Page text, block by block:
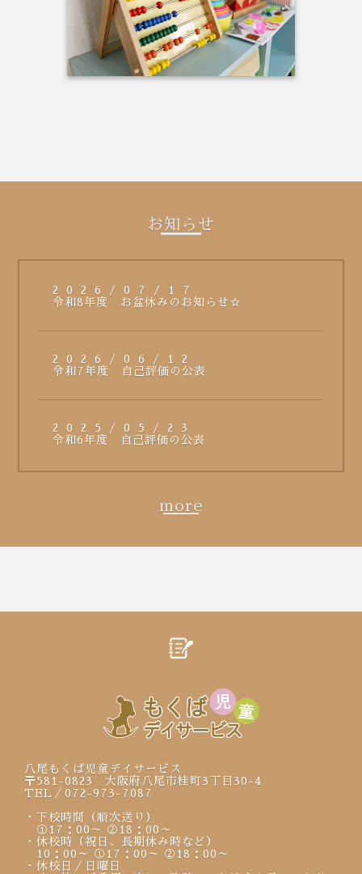
お知らせ
2026/07/17
令和8年度 お盆休みのお知らせ☆
2026/06/12
令和7年度 自己評価の公表
2025/05/23
令和6年度 自己評価の公表
more
八尾もくば児童デイサービス
〒581-0823 大阪府八尾市桂町3丁目30-4
TEL／072-973-7087
・下校時間（順次送り）
①17：00～ ②18：00～
・休校時（祝日、長期休み時など）
10：00～ ①17：00～ ②18：00～
・休校日／日曜日